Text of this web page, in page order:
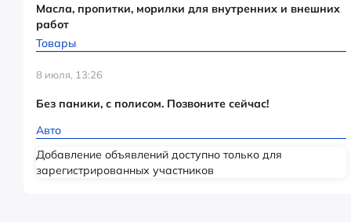
Масла, пропитки, морилки для внутренних и внешних
работ
Товары
8 июля, 13:26
Без паники, с полисом. Позвоните сейчас!
Авто
Добавление объявлений доступно только для
зарегистрированных участников